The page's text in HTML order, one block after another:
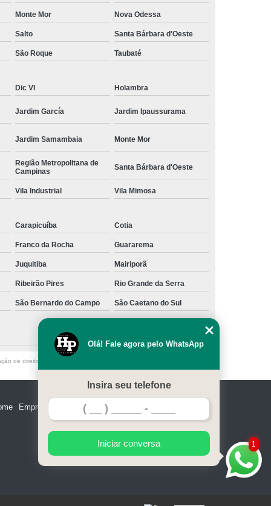
Roupas Estilosas Masculinas
Moda
Roupas Masculinas Esporte Fino
Roupas Masculinas na Moda
Social Roupas Sociais Masculinas
Monte Mor Nova Odessa
Salto Santa Bárbara d'Oeste
São Roque Taubaté
Dic VI Holambra
Jardim García Jardim Ipaussurama
Jardim Samambaia Monte Mor
Região Metropolitana de
Campinas
Santa Bárbara d'Oeste
Vila Industrial Vila Mimosa
Carapicuíba Cotia
Franco da Rocha Guararema
Juquitiba Mairiporã
Ribeirão Pires Rio Grande da Serra
São Bernardo do Campo São Caetano do Sul
de direito autoral – artigo 184 do Código Penal –
Empresa Serviços Contato
1
Olá! Fale agora pelo WhatsApp
Insira seu telefone
Iniciar conversa